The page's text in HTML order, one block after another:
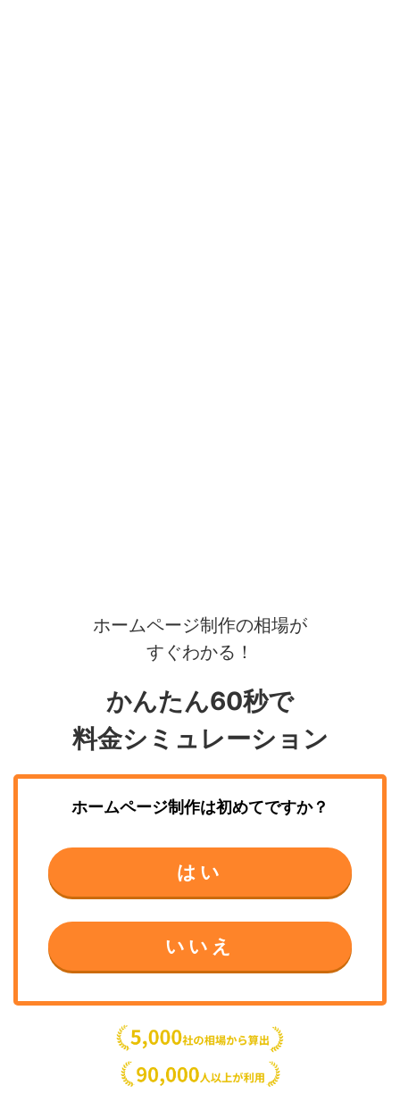
ホームページ制作の相場が
すぐわかる！
かんたん60秒で
料金シミュレーション
ホームページ制作は初めてですか？
はい
いいえ